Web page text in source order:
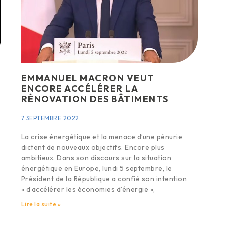
EMMANUEL MACRON VEUT
ENCORE ACCÉLÉRER LA
RÉNOVATION DES BÂTIMENTS
7 SEPTEMBRE 2022
La crise énergétique et la menace d’une pénurie
dictent de nouveaux objectifs. Encore plus
ambitieux. Dans son discours sur la situation
énergétique en Europe, lundi 5 septembre, le
Président de la République a confié son intention
« d’accélérer les économies d’énergie »,
Lire la suite »